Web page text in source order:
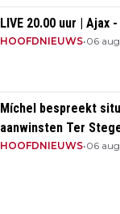
LIVE 20.00 uur | Ajax
HOOFDNIEUWS•06
Míchel bespreekt
aanwinsten Ter
kan spelen in de
HOOFDNIEUWS•06